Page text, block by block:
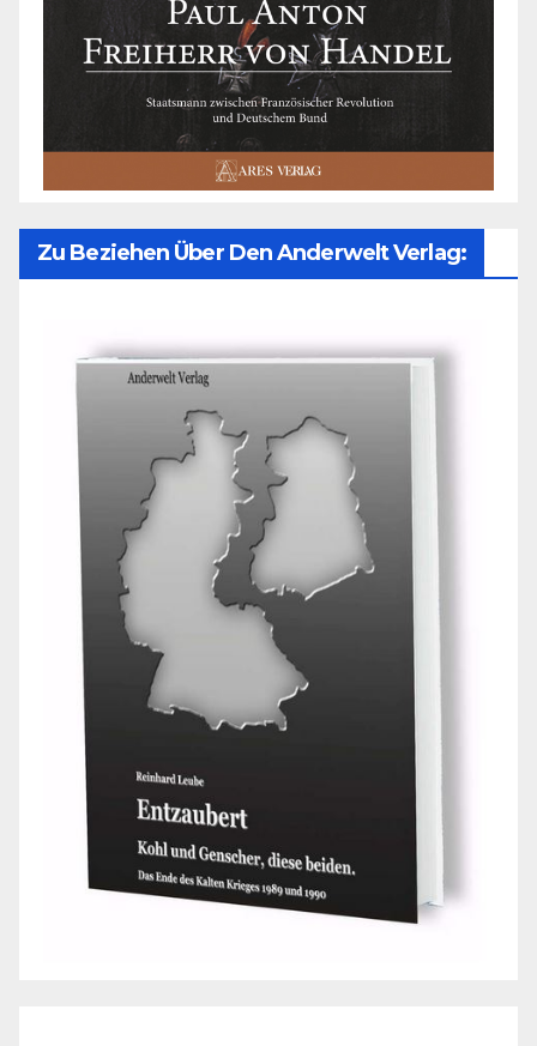
Zu Beziehen Über Den Anderwelt Verlag: